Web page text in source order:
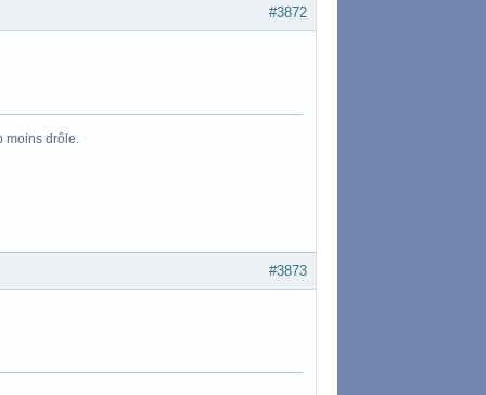
#3872
drôle.
#3873